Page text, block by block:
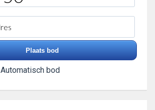
Automatisch bod